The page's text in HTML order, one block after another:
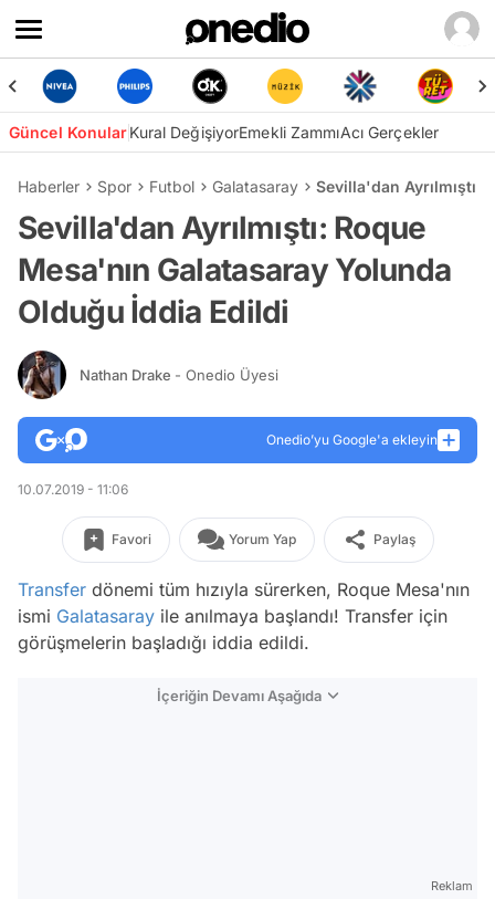
Güncel KonularKural DeğişiyorEmekli ZammıAcı Gerçekler
Haberler Spor Futbol Galatasaray Sevilla'dan Ayrılmıştı:
Sevilla'dan Ayrılmıştı: Roque
Mesa'nın Galatasaray Yolunda
Olduğu İddia Edildi
Nathan Drake - Onedio Üyesi
Onedio’yu Google'a ekleyin
10.07.2019 - 11:06
Favori Yorum Yap Paylaş
Transfer dönemi tüm hızıyla sürerken, Roque Mesa'nın
ismi Galatasaray ile anılmaya başlandı! Transfer için
görüşmelerin başladığı iddia edildi.
İçeriğin Devamı Aşağıda
Reklam